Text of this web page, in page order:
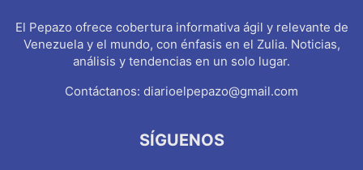
El Pepazo ofrece cobertura informativa ágil y relevante de
Venezuela y el mundo, con énfasis en el Zulia. Noticias,
análisis y tendencias en un solo lugar.
Contáctanos: diarioelpepazo@gmail.com
SÍGUENOS